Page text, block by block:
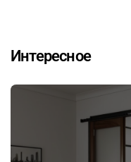
Интересное